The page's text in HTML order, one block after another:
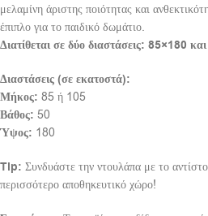
μελαμίνη άριστης ποιότητας και
έπιπλο για το παιδικό δωμάτιο.
Διατίθεται σε δύο διαστάσεις: 85×180
Διαστάσεις (σε εκατοστά):
Μήκος: 85 ή 105
Βάθος: 50
Ύψος: 180
Tip: Συνδυάστε την ντουλάπα με το
περισσότερο αποθηκευτικό χώρο!